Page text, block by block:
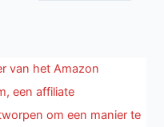
van het Amazon
een affiliate
om een manier te